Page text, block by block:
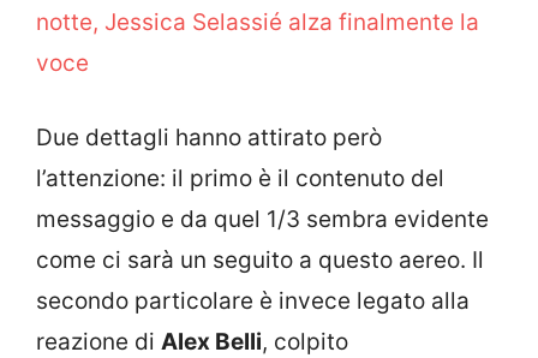
notte, Jessica Selassié alza finalmente la
voce
Due dettagli hanno attirato però
l’attenzione: il primo è il contenuto del
messaggio e da quel 1/3 sembra evidente
come ci sarà un seguito a questo aereo. Il
secondo particolare è invece legato alla
reazione di Alex Belli, colpito